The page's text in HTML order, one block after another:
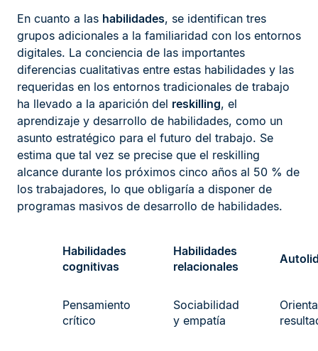
En cuanto a las habilidades, se identifican tres
grupos adicionales a la familiaridad con los entornos
digitales. La conciencia de las importantes
diferencias cualitativas entre estas habilidades y las
requeridas en los entornos tradicionales de trabajo
ha llevado a la aparición del reskilling, el
aprendizaje y desarrollo de habilidades, como un
asunto estratégico para el futuro del trabajo. Se
estima que tal vez se precise que el reskilling
alcance durante los próximos cinco años al 50 % de
los trabajadores, lo que obligaría a disponer de
programas masivos de desarrollo de habilidades.
Habilidades
cognitivas
Habilidades
relacionales
Pensamiento
crítico
Sociabilidad
y empatía